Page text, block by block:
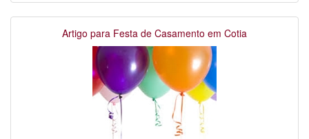
Artigo para Festa de Casamento em Cotia